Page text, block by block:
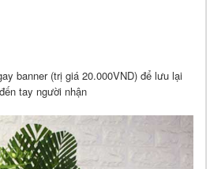
banner (trị giá 20.000VND) để lưu lại
tay người nhận